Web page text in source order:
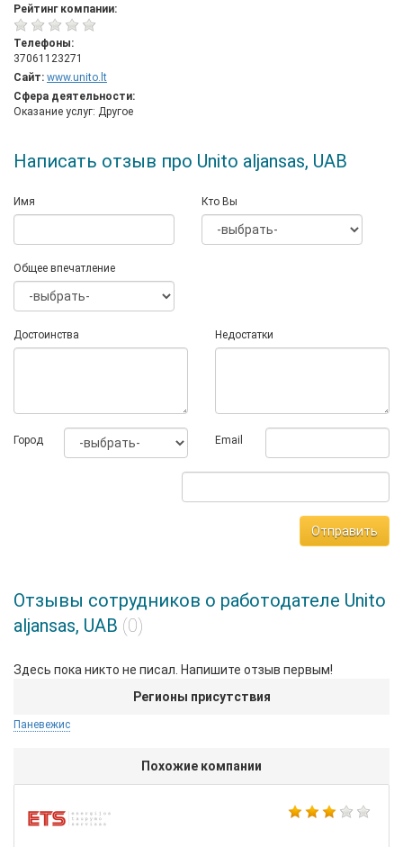
Рейтинг компании:
Телефоны:
37061123271
Сайт: www.unito.lt
Сфера деятельности:
Оказание услуг: Другое
Написать отзыв про Unito aljansas, UAB
Имя Кто Вы
Общее впечатление
Достоинства Недостатки
Город Email
Отправить
Отзывы сотрудников о работодателе Unito
aljansas, UAB (0)
Здесь пока никто не писал. Напишите отзыв первым!
Регионы присутствия
Паневежис
Похожие компании